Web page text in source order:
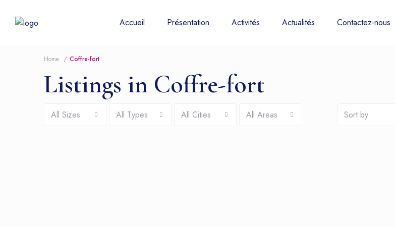
Accueil Présentation Activités Actualités Contactez-nous
Home Coffre-fort
Listings in Coffre-fort
All Sizes All Types All Cities All Areas Sort by